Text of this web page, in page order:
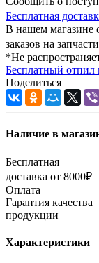
Бесплатная
В нашем магазине
заказов на
*Не
Бесплатный отпил
Поделиться
Наличие в
Бесплатная
доставка от 8000₽
Оплата
Гарантия качества
продукции
Характеристики